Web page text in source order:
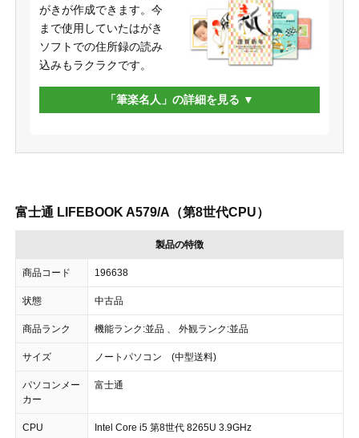
がきが作成できます。今
まで使用していたはがき
ソフトでの住所録の読み
込みもラクラクです。
「筆楽名人」の詳細を見る
富士通 LIFEBOOK A579/A（第8世代CPU）
製品の特徴
商品コード 196638
状態 中古品
商品ランク 機能ランク:並品 、 外観ランク:並品
サイズ ノートパソコン (中型送料)
パソコンメー
カー
富士通
CPU Intel Core i5 第8世代 8265U 3.9GHz